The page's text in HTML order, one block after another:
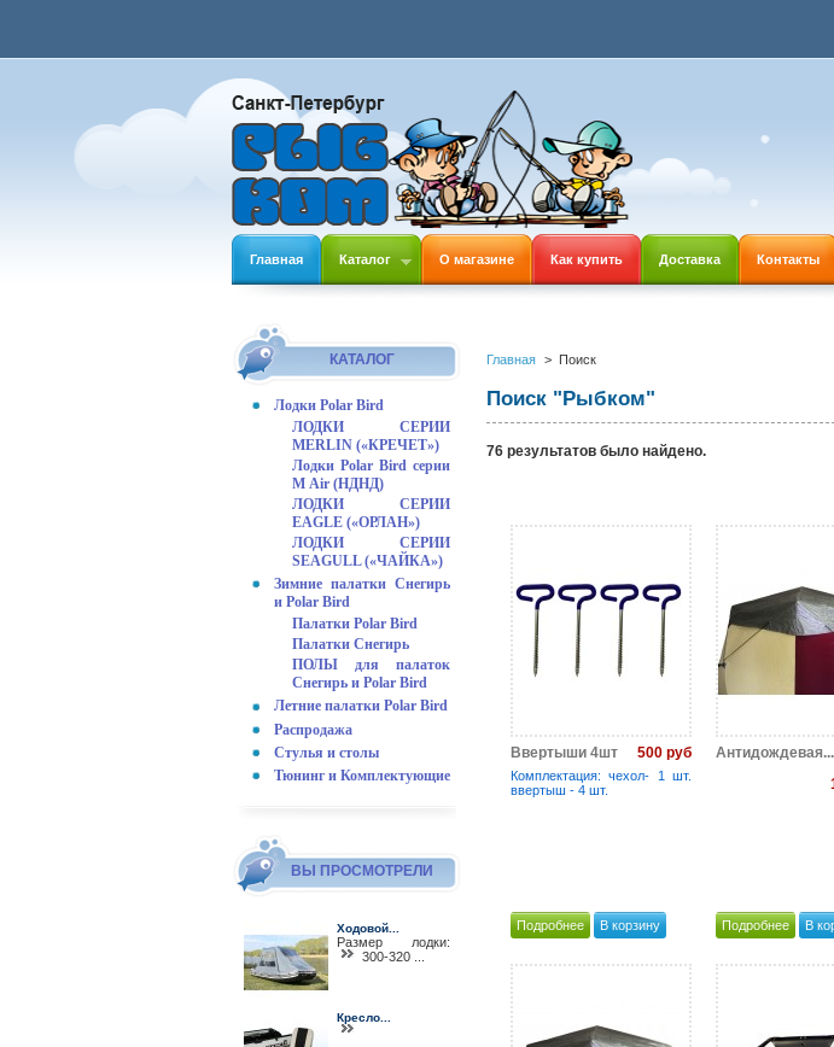
Главная Каталог О магазине Как купить Доставка Контакты
КАТАЛОГ
Лодки Polar Bird
ЛОДКИ СЕРИИ
MERLIN («КРЕЧЕТ»)
Лодки Polar Bird серии
М Air (НДНД)
ЛОДКИ СЕРИИ
EAGLE («ОРЛАН»)
ЛОДКИ СЕРИИ
SEAGULL («ЧАЙКА»)
Зимние палатки Снегирь
и Polar Bird
Палатки Polar Bird
Палатки Снегирь
ПОЛЫ для палаток
Снегирь и Polar Bird
Летние палатки Polar Bird
Распродажа
Стулья и столы
Тюнинг и Комплектующие
ВЫ ПРОСМОТРЕЛИ
Ходовой...
Размер лодки:
300-320 ...
Кресло...
Главная > Поиск
Поиск "Рыбком"
76 результатов было найдено.
Ввертыши 4шт 500 руб
Комплектация: чехол- 1 шт.
ввертыш - 4 шт.
Подробнее В корзину
Антидождевая...
Подробнее В